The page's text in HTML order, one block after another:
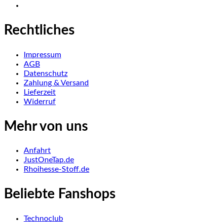
Rechtliches
Impressum
AGB
Datenschutz
Zahlung & Versand
Lieferzeit
Widerruf
Mehr von uns
Anfahrt
JustOneTap.de
Rhoihesse-Stoff.de
Beliebte Fanshops
Technoclub